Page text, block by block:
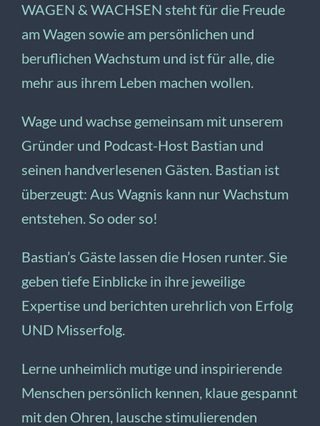
WAGEN & WACHSEN steht für die Freude
am Wagen sowie am persönlichen und
beruflichen Wachstum und ist für alle, die
mehr aus ihrem Leben machen wollen.
Wage und wachse gemeinsam mit unserem
Gründer und Podcast-Host Bastian und
seinen handverlesenen Gästen. Bastian ist
überzeugt: Aus Wagnis kann nur Wachstum
entstehen. So oder so!
Bastian’s Gäste lassen die Hosen runter. Sie
geben tiefe Einblicke in ihre jeweilige
Expertise und berichten urehrlich von Erfolg
UND Misserfolg.
Lerne unheimlich mutige und inspirierende
Menschen persönlich kennen, klaue gespannt
mit den Ohren, lausche stimulierenden